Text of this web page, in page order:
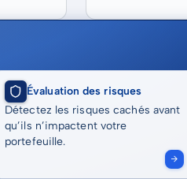
Évaluation des risques
Détectez les risques cachés avant
qu’ils n’impactent votre
portefeuille.